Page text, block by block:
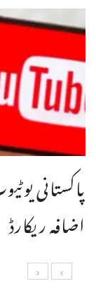
پاکستانی
اضافہ ریکارڈ